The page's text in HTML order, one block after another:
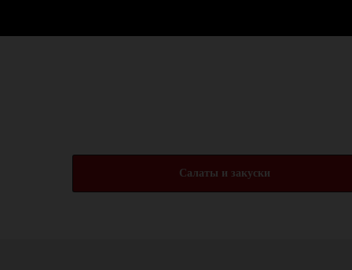
Салаты и закуски